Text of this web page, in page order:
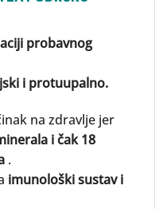
probavnog
i protuupalno.
na zdravlje jer
i čak 18
.
imunološki sustav i